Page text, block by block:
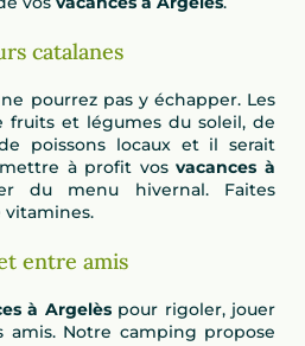
catalanes
pourrez pas y échapper. Les
fruits et légumes du soleil, de
poissons locaux et il serait
à profit vosvacances à
du menu hivernal. Faites
vitamines.
entre amis
à Argelèspour rigoler, jouer
amis. Notre camping propose